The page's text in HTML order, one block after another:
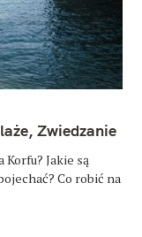
Zwiedzanie
Korfu? Jakie są
Co robić na